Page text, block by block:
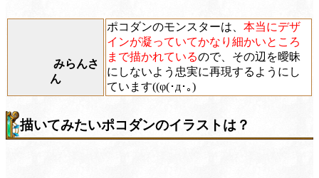
みらんさ
ん
ポコダンのモンスターは、 本当にデザ
インが凝っていてかなり細かいところ
まで描かれているので、その辺を曖昧
にしないよう忠実に再現するようにし
ています((φ(･д･｡)
描いてみたいポコダンのイラストは？